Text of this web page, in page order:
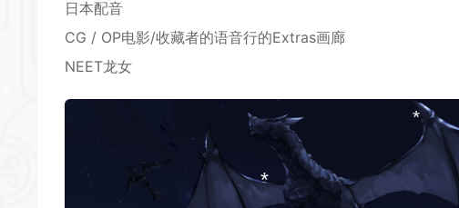
日本配音
CG / OP电影/收藏者的语音行的Extras画廊
NEET龙女
*
*